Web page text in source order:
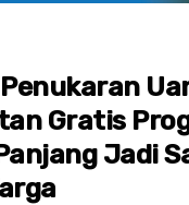
Gratis
Jadi